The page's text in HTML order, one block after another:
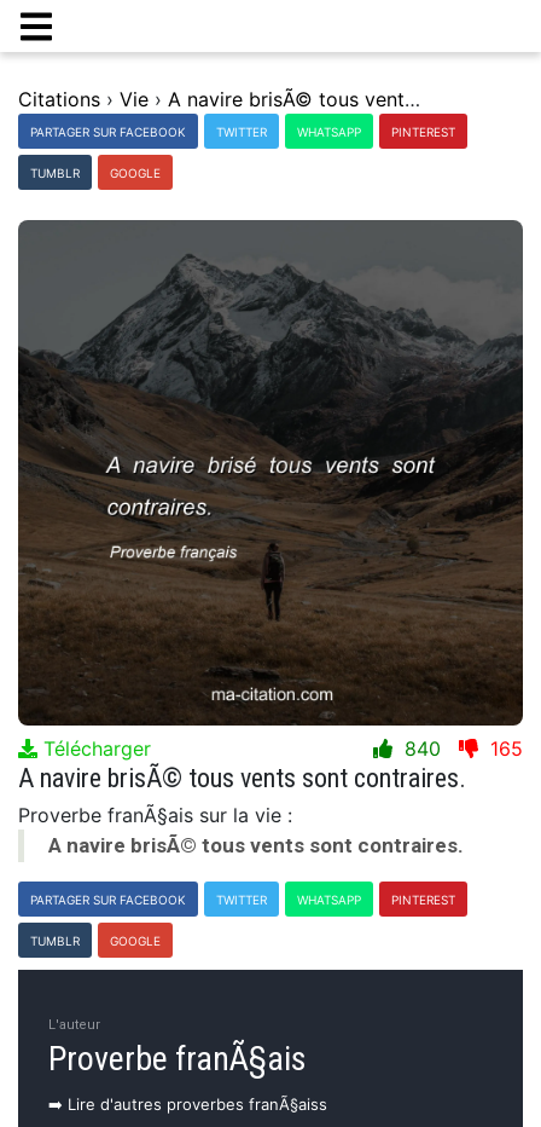
Citations › Vie › A navire brisÃ© tous vents sont contraires.
PARTAGER SUR FACEBOOK TWITTER WHATSAPP PINTEREST
TUMBLR GOOGLE
Télécharger 840 165
A navire brisÃ© tous vents sont contraires.
Proverbe franÃ§ais sur la vie :
A navire brisÃ© tous vents sont contraires.
PARTAGER SUR FACEBOOK TWITTER WHATSAPP PINTEREST
TUMBLR GOOGLE
L'auteur
Proverbe franÃ§ais
➡️ Lire d'autres proverbes franÃ§aiss